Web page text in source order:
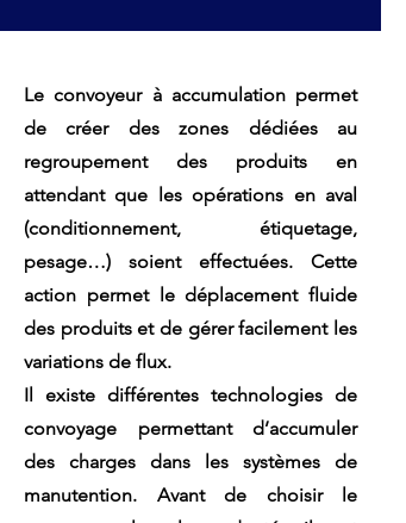
Le convoyeur à accumulation permet
de créer des zones dédiées au
regroupement des produits en
attendant que les opérations en aval
(conditionnement, étiquetage,
pesage…) soient effectuées. Cette
action permet le déplacement fluide
des produits et de gérer facilement les
variations de flux.
Il existe différentes technologies de
convoyage permettant d’accumuler
des charges dans les systèmes de
manutention. Avant de choisir le